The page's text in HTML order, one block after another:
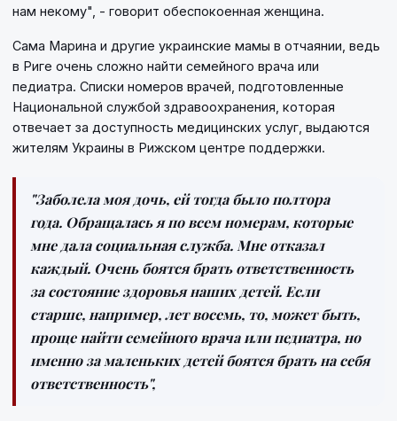
нам некому", - говорит обеспокоенная женщина.
Сама Марина и другие украинские мамы в отчаянии, ведь
в Риге очень сложно найти семейного врача или
педиатра. Списки номеров врачей, подготовленные
Национальной службой здравоохранения, которая
отвечает за доступность медицинских услуг, выдаются
жителям Украины в Рижском центре поддержки.
"Заболела моя дочь, ей тогда было полтора
года. Обращалась я по всем номерам, которые
мне дала социальная служба. Мне отказал
каждый. Очень боятся брать ответственность
за состояние здоровья наших детей. Если
старше, например, лет восемь, то, может быть,
проще найти семейного врача или педиатра, но
именно за маленьких детей боятся брать на себя
ответственность",